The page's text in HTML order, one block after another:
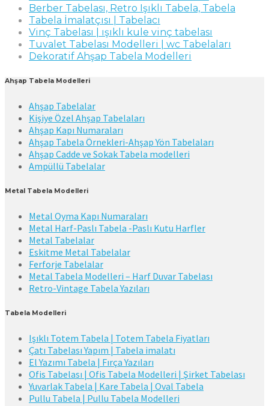
Berber Tabelası, Retro Işıklı Tabela, Tabela
Tabela İmalatçısı | Tabelacı
Vinç Tabelası | ışıklı kule vinç tabelası
Tuvalet Tabelası Modelleri | wc Tabelaları
Dekoratif Ahşap Tabela Modelleri
Ahşap Tabela Modelleri
Ahşap Tabelalar
Kişiye Özel Ahşap Tabelaları
Ahşap Kapı Numaraları
Ahşap Tabela Örnekleri-Ahşap Yön Tabelaları
Ahşap Cadde ve Sokak Tabela modelleri
Ampüllü Tabelalar
Metal Tabela Modelleri
Metal Oyma Kapı Numaraları
Metal Harf-Paslı Tabela -Paslı Kutu Harfler
Metal Tabelalar
Eskitme Metal Tabelalar
Ferforje Tabelalar
Metal Tabela Modelleri – Harf Duvar Tabelası
Retro-Vintage Tabela Yazıları
Tabela Modelleri
Işıklı Totem Tabela | Totem Tabela Fiyatları
Çatı Tabelası Yapım | Tabela imalatı
El Yazımı Tabela | Fırça Yazıları
Ofis Tabelası | Ofis Tabela Modelleri | Şirket Tabelası
Yuvarlak Tabela | Kare Tabela | Oval Tabela
Pullu Tabela | Pullu Tabela Modelleri